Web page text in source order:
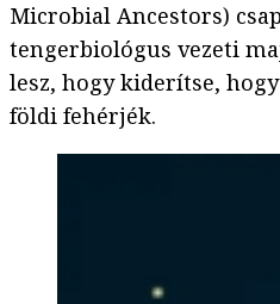
Microbial Ancestors)
tengerbiológus vezeti
lesz, hogy kiderítse,
földi fehérjék.